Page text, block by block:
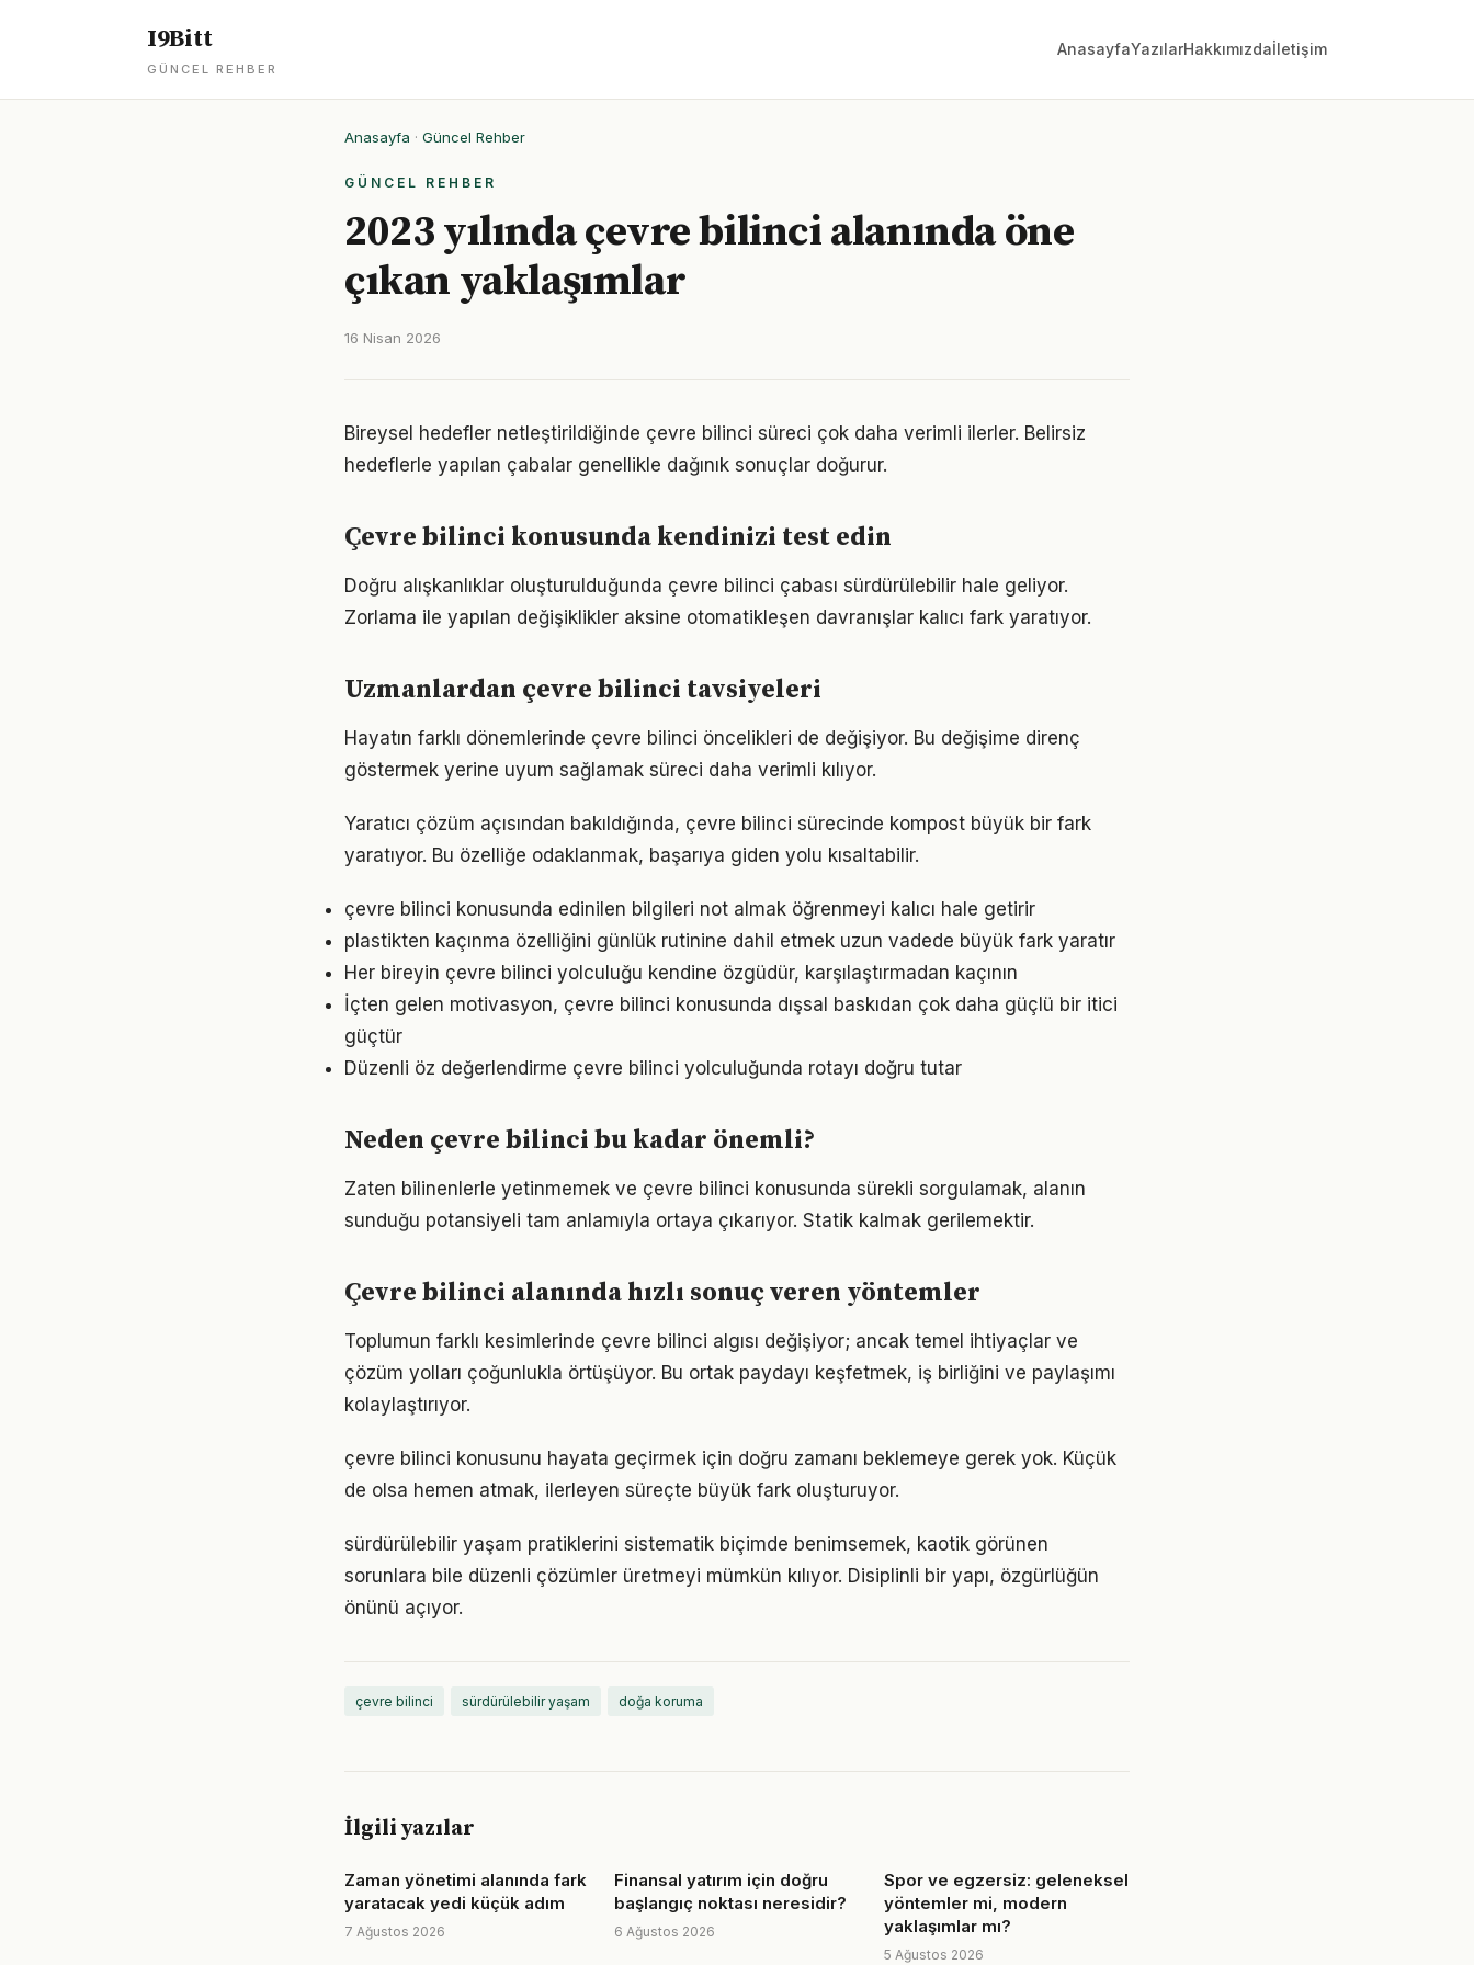
I9Bitt
GÜNCEL REHBER
AnasayfaYazılarHakkımızdaİletişim
Anasayfa · Güncel Rehber
GÜNCEL REHBER
2023 yılında çevre bilinci alanında öne
çıkan yaklaşımlar
16 Nisan 2026
Bireysel hedefler netleştirildiğinde çevre bilinci süreci çok daha verimli ilerler. Belirsiz
hedeflerle yapılan çabalar genellikle dağınık sonuçlar doğurur.
Çevre bilinci konusunda kendinizi test edin
Doğru alışkanlıklar oluşturulduğunda çevre bilinci çabası sürdürülebilir hale geliyor.
Zorlama ile yapılan değişiklikler aksine otomatikleşen davranışlar kalıcı fark yaratıyor.
Uzmanlardan çevre bilinci tavsiyeleri
Hayatın farklı dönemlerinde çevre bilinci öncelikleri de değişiyor. Bu değişime direnç
göstermek yerine uyum sağlamak süreci daha verimli kılıyor.
Yaratıcı çözüm açısından bakıldığında, çevre bilinci sürecinde kompost büyük bir fark
yaratıyor. Bu özelliğe odaklanmak, başarıya giden yolu kısaltabilir.
çevre bilinci konusunda edinilen bilgileri not almak öğrenmeyi kalıcı hale getirir
plastikten kaçınma özelliğini günlük rutinine dahil etmek uzun vadede büyük fark yaratır
Her bireyin çevre bilinci yolculuğu kendine özgüdür, karşılaştırmadan kaçının
İçten gelen motivasyon, çevre bilinci konusunda dışsal baskıdan çok daha güçlü bir itici
güçtür
Düzenli öz değerlendirme çevre bilinci yolculuğunda rotayı doğru tutar
Neden çevre bilinci bu kadar önemli?
Zaten bilinenlerle yetinmemek ve çevre bilinci konusunda sürekli sorgulamak, alanın
sunduğu potansiyeli tam anlamıyla ortaya çıkarıyor. Statik kalmak gerilemektir.
Çevre bilinci alanında hızlı sonuç veren yöntemler
Toplumun farklı kesimlerinde çevre bilinci algısı değişiyor; ancak temel ihtiyaçlar ve
çözüm yolları çoğunlukla örtüşüyor. Bu ortak paydayı keşfetmek, iş birliğini ve paylaşımı
kolaylaştırıyor.
çevre bilinci konusunu hayata geçirmek için doğru zamanı beklemeye gerek yok. Küçük
de olsa hemen atmak, ilerleyen süreçte büyük fark oluşturuyor.
sürdürülebilir yaşam pratiklerini sistematik biçimde benimsemek, kaotik görünen
sorunlara bile düzenli çözümler üretmeyi mümkün kılıyor. Disiplinli bir yapı, özgürlüğün
önünü açıyor.
çevre bilinci sürdürülebilir yaşam doğa koruma
İlgili yazılar
Zaman yönetimi alanında fark
yaratacak yedi küçük adım
7 Ağustos 2026
Finansal yatırım için doğru
başlangıç noktası neresidir?
6 Ağustos 2026
Spor ve egzersiz: geleneksel
yöntemler mi, modern
yaklaşımlar mı?
5 Ağustos 2026